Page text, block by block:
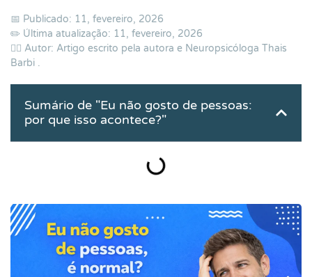
📅 Publicado: 11, fevereiro, 2026
✏️ Última atualização: 11, fevereiro, 2026
👨‍⚕️ Autor: Artigo escrito pela autora e Neuropsicóloga Thais
Barbi .
Sumário de "Eu não gosto de pessoas:
por que isso acontece?"